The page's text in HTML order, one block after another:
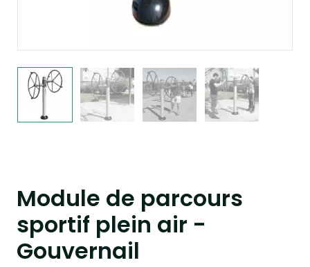
Module de parcours
sportif plein air -
Gouvernail